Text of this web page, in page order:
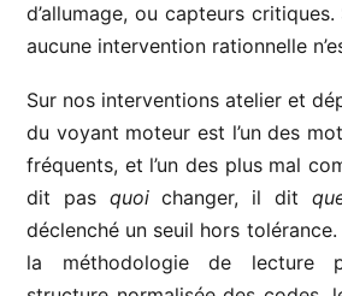
d’allumage, ou capteurs
aucune intervention rationnelle
Sur nos interventions atelier et
du voyant moteur est l’un des
fréquents, et l’un des plus mal
dit pas quoichanger, il dit
déclenché un seuil hors
la méthodologie de lecture